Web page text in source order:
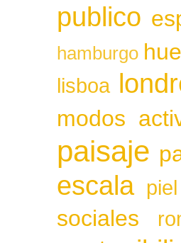
publico
hamburgo
lisboa
modos
paisaje
escala piel
sociales